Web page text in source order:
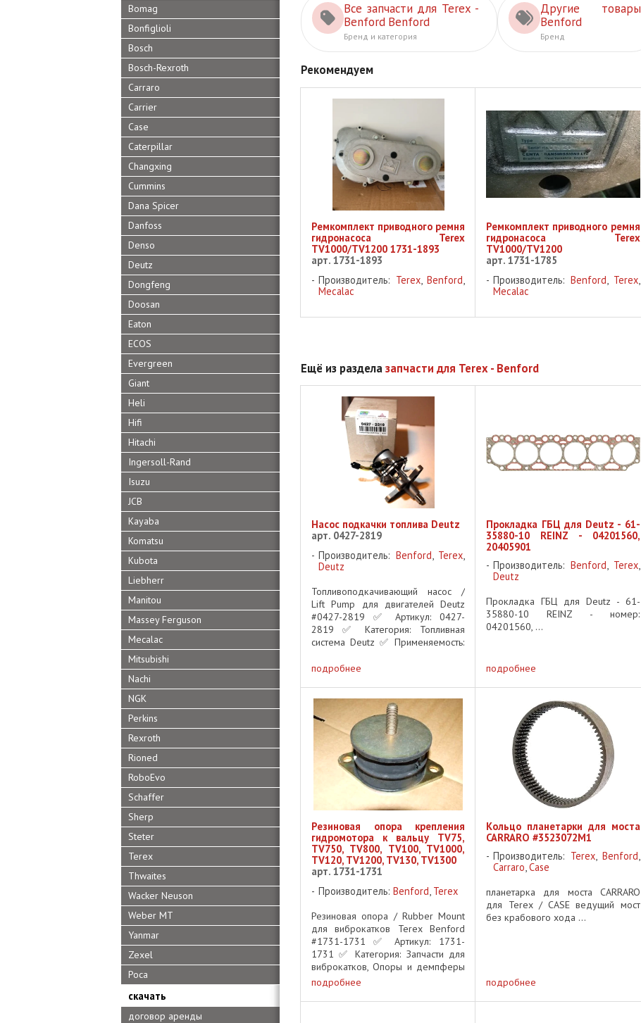
Bomag
Bonfiglioli
Bosch
Bosch-Rexroth
Carraro
Carrier
Case
Caterpillar
Changxing
Cummins
Dana Spicer
Danfoss
Denso
Deutz
Dongfeng
Doosan
Eaton
ECOS
Evergreen
Giant
Heli
Hifi
Hitachi
Ingersoll-Rand
Isuzu
JCB
Kayaba
Komatsu
Kubota
Liebherr
Manitou
Massey Ferguson
Mecalac
Mitsubishi
Nachi
NGK
Perkins
Rexroth
Rioned
RoboEvo
Schaffer
Sherp
Steter
Terex
Thwaites
Wacker Neuson
Weber MT
Yanmar
Zexel
Роса
скачать
договор аренды
Все запчасти для Terex -
Benford Benford
Бренд и категория
Другие товары
Benford
Бренд
Рекомендуем
Ремкомплект приводного ремня
гидронасоса Terex
TV1000/TV1200 1731-1893
арт. 1731-1893
Производитель: Terex,Benford
Mecalac
Ремкомплект приводного ремня
гидронасоса Terex
TV1000/TV1200
арт. 1731-1785
Производитель: Benford Terex,
Mecalac
Ещё из разделазапчасти для Terex - Benford
Насос подкачки топлива Deutz
арт. 0427-2819
Производитель: Benford, Terex,
Deutz
Топливоподкачивающий насос /
Lift Pump для двигателей Deutz
#0427-2819 ✅ Артикул: 0427-
2819 ✅ Категория: Топливная
система Deutz ✅ Применяемость:
Описание: Оригинальный
подробнее
Прокладка ГБЦ для Deutz - 61-
35880-10 REINZ - 04201560,
20405901
Производитель: Benford, Terex,
Deutz
Прокладка ГБЦ для Deutz - 61-
35880-10 REINZ - номер:
04201560, ...
подробнее
Резиновая опора крепления
гидромотора к вальцу TV75,
TV750, TV800, TV100, TV1000,
TV120, TV1200, TV130, TV1300
арт. 1731-1731
Производитель: Benford Terex
Резиновая опора / Rubber Mount
для виброкатков Terex Benford
#1731-1731 ✅ Артикул: 1731-
1731 ✅ Категория: Запчасти для
виброкатков, Опоры и демпферы
✅ Применяемость: Виброкатки
Terex Benford Описание:
Оригинальная резиновая опора
подробнее
Кольцо планетарки для моста
CARRARO #3523072M1
Производитель: Terex Benford
Carraro ,Case
планетарка для моста CARRARO
для Terex / CASE ведущий мост
без крабового хода ...
подробнее